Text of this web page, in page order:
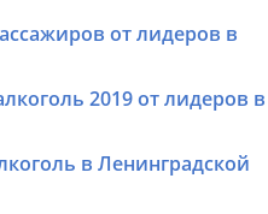
от лидеров в
2019 от лидеров в
в Ленинградской